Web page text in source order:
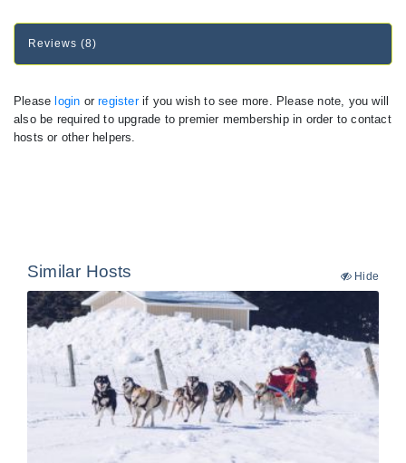
Reviews (8)
Please login orregisterif you wish to see more. Please note, you will
also be required to upgrade to premier membership in order to contact
hosts or other helpers.
Similar Hosts Hide